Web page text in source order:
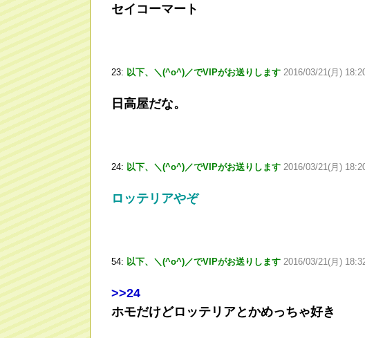
セイコーマート
23: 以下、＼(^o^)／でVIPがお送りします 2016/03/21(月)
日高屋だな。
24: 以下、＼(^o^)／でVIPがお送りします 2016/03/21(月)
ロッテリアやぞ
54: 以下、＼(^o^)／でVIPがお送りします 2016/03/21(月)
>>24
ホモだけどロッテリアとかめっちゃ好き